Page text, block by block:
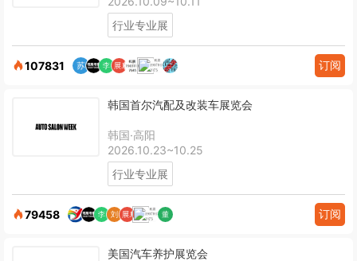
行业专业展
107831 订阅
韩国首尔汽配及改装车展览会
韩国·高阳
2026.10.23~10.25
行业专业展
79458 订阅
美国汽车养护展览会